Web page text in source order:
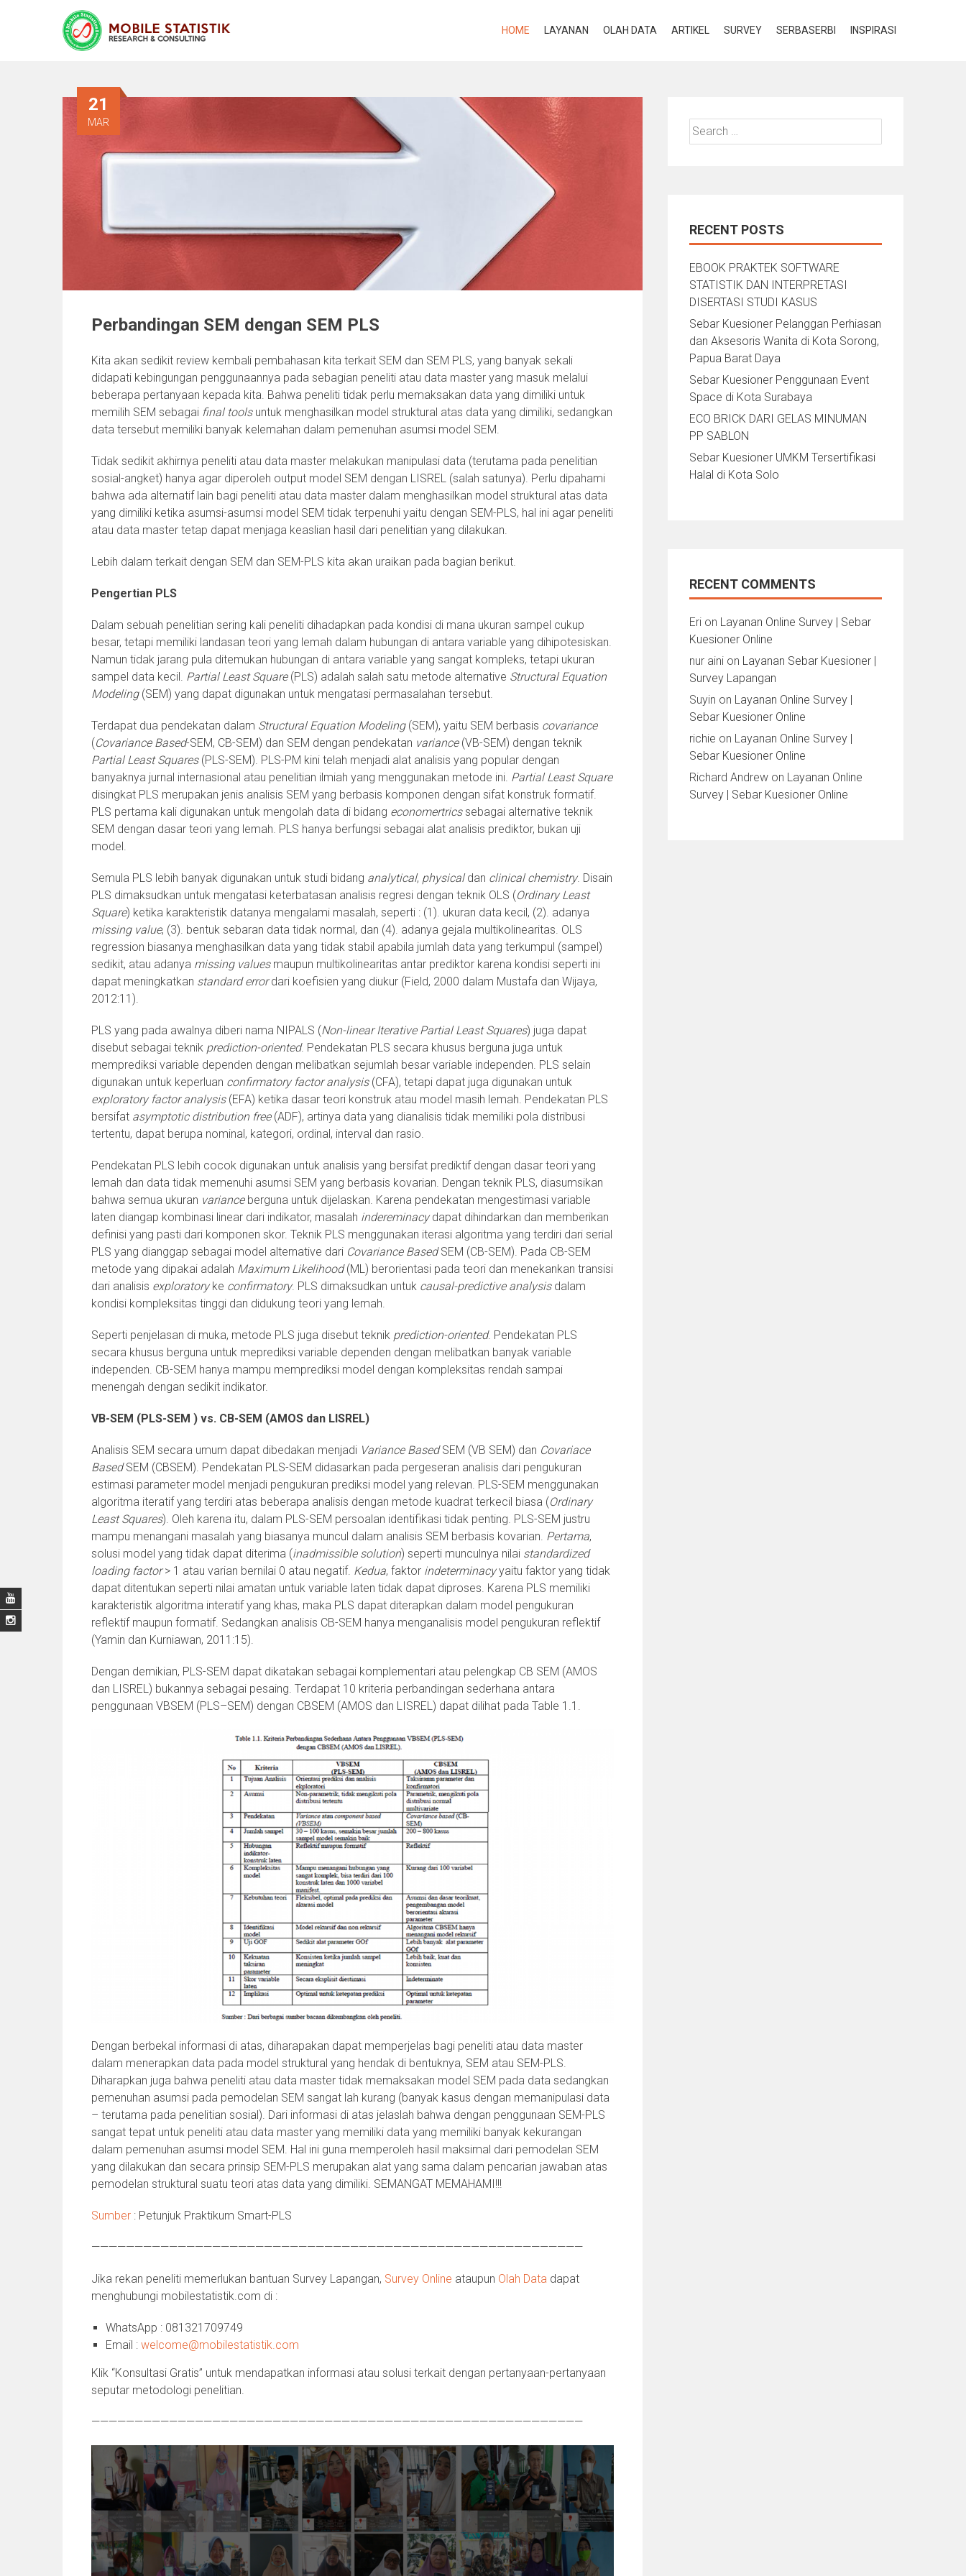
HOME LAYANAN OLAH DATA ARTIKEL SURVEY SERBASERBI INSPIRASI
Perbandingan SEM dengan SEM PLS
21
MAR
Kita akan sedikit review kembali pembahasan kita terkait SEM dan SEM PLS, yang banyak sekali
didapati kebingungan penggunaannya pada sebagian peneliti atau data master yang masuk melalui
beberapa pertanyaan kepada kita. Bahwa peneliti tidak perlu memaksakan data yang dimiliki untuk
memilih SEM sebagai final toolsuntuk menghasilkan model struktural atas data yang dimiliki, sedangkan
data tersebut memiliki banyak kelemahan dalam pemenuhan asumsi model SEM.
Tidak sedikit akhirnya peneliti atau data master melakukan manipulasi data (terutama pada penelitian
sosial-angket) hanya agar diperoleh output model SEM dengan LISREL (salah satunya). Perlu dipahami
bahwa ada alternatif lain bagi peneliti atau data master dalam menghasilkan model struktural atas data
yang dimiliki ketika asumsi-asumsi model SEM tidak terpenuhi yaitu dengan SEM-PLS, hal ini agar peneliti
atau data master tetap dapat menjaga keaslian hasil dari penelitian yang dilakukan.
Lebih dalam terkait dengan SEM dan SEM-PLS kita akan uraikan pada bagian berikut.
Pengertian PLS
Dalam sebuah penelitian sering kali peneliti dihadapkan pada kondisi di mana ukuran sampel cukup
besar, tetapi memiliki landasan teori yang lemah dalam hubungan di antara variable yang dihipotesiskan.
Namun tidak jarang pula ditemukan hubungan di antara variable yang sangat kompleks, tetapi ukuran
sampel data kecil. Partial Least Square(PLS) adalah salah satu metode alternative Structural Equation
Modeling(SEM) yang dapat digunakan untuk mengatasi permasalahan tersebut.
Terdapat dua pendekatan dalam Structural Equation Modeling(SEM), yaitu SEM berbasis covariance
(Covariance Based-SEM, CB-SEM) dan SEM dengan pendekatan variance(VB-SEM) dengan teknik
Partial Least Squares (PLS-SEM). PLS-PM kini telah menjadi alat analisis yang popular dengan
banyaknya jurnal internasional atau penelitian ilmiah yang menggunakan metode ini. Partial Least Square
disingkat PLS merupakan jenis analisis SEM yang berbasis komponen dengan sifat konstruk formatif.
PLS pertama kali digunakan untuk mengolah data di bidang economertricssebagai alternative teknik
SEM dengan dasar teori yang lemah. PLS hanya berfungsi sebagai alat analisis prediktor, bukan uji
model.
Semula PLS lebih banyak digunakan untuk studi bidang analytical, physicaldan clinical chemistry. Disain
PLS dimaksudkan untuk mengatasi keterbatasan analisis regresi dengan teknik OLS (Ordinary Least
Square) ketika karakteristik datanya mengalami masalah, seperti : (1). ukuran data kecil, (2). adanya
missing value, (3). bentuk sebaran data tidak normal, dan (4). adanya gejala multikolinearitas. OLS
regression biasanya menghasilkan data yang tidak stabil apabila jumlah data yang terkumpul (sampel)
sedikit, atau adanya missing valuesmaupun multikolinearitas antar prediktor karena kondisi seperti ini
dapat meningkatkan standard errordari koefisien yang diukur (Field, 2000 dalam Mustafa dan Wijaya,
2012:11).
PLS yang pada awalnya diberi nama NIPALS (Non-linear Iterative Partial Least Squares) juga dapat
disebut sebagai teknik prediction-oriented. Pendekatan PLS secara khusus berguna juga untuk
memprediksi variable dependen dengan melibatkan sejumlah besar variable independen. PLS selain
digunakan untuk keperluan confirmatory factor analysis(CFA), tetapi dapat juga digunakan untuk
exploratory factor analysis(EFA) ketika dasar teori konstruk atau model masih lemah. Pendekatan PLS
bersifat asymptotic distribution free(ADF), artinya data yang dianalisis tidak memiliki pola distribusi
tertentu, dapat berupa nominal, kategori, ordinal, interval dan rasio.
Pendekatan PLS lebih cocok digunakan untuk analisis yang bersifat prediktif dengan dasar teori yang
lemah dan data tidak memenuhi asumsi SEM yang berbasis kovarian. Dengan teknik PLS, diasumsikan
bahwa semua ukuran varianceberguna untuk dijelaskan. Karena pendekatan mengestimasi variable
laten diangap kombinasi linear dari indikator, masalah indereminacydapat dihindarkan dan memberikan
definisi yang pasti dari komponen skor. Teknik PLS menggunakan iterasi algoritma yang terdiri dari serial
PLS yang dianggap sebagai model alternative dari Covariance BasedSEM (CB-SEM). Pada CB-SEM
metode yang dipakai adalah Maximum Likelihood(ML) berorientasi pada teori dan menekankan transisi
dari analisis exploratoryke confirmatory. PLS dimaksudkan untuk causal-predictive analysisdalam
kondisi kompleksitas tinggi dan didukung teori yang lemah.
Seperti penjelasan di muka, metode PLS juga disebut teknik prediction-oriented. Pendekatan PLS
secara khusus berguna untuk meprediksi variable dependen dengan melibatkan banyak variable
independen. CB-SEM hanya mampu memprediksi model dengan kompleksitas rendah sampai
menengah dengan sedikit indikator.
VB-SEM (PLS-SEM ) vs. CB-SEM (AMOS dan LISREL)
Analisis SEM secara umum dapat dibedakan menjadi Variance BasedSEM (VB SEM) dan Covariace
BasedSEM (CBSEM). Pendekatan PLS-SEM didasarkan pada pergeseran analisis dari pengukuran
estimasi parameter model menjadi pengukuran prediksi model yang relevan. PLS-SEM menggunakan
algoritma iteratif yang terdiri atas beberapa analisis dengan metode kuadrat terkecil biasa (Ordinary
Least Squares). Oleh karena itu, dalam PLS-SEM persoalan identifikasi tidak penting. PLS-SEM justru
mampu menangani masalah yang biasanya muncul dalam analisis SEM berbasis kovarian. Pertama,
solusi model yang tidak dapat diterima (inadmissible solution) seperti munculnya nilai standardized
loading factor> 1 atau varian bernilai 0 atau negatif. Kedua, faktor indeterminacyyaitu faktor yang tidak
dapat ditentukan seperti nilai amatan untuk variable laten tidak dapat diproses. Karena PLS memiliki
karakteristik algoritma interatif yang khas, maka PLS dapat diterapkan dalam model pengukuran
reflektif maupun formatif. Sedangkan analisis CB-SEM hanya menganalisis model pengukuran reflektif
(Yamin dan Kurniawan, 2011:15).
Dengan demikian, PLS-SEM dapat dikatakan sebagai komplementari atau pelengkap CB SEM (AMOS
dan LISREL) bukannya sebagai pesaing. Terdapat 10 kriteria perbandingan sederhana antara
penggunaan VBSEM (PLS–SEM) dengan CBSEM (AMOS dan LISREL) dapat dilihat pada Table 1.1.
Dengan berbekal informasi di atas, diharapakan dapat memperjelas bagi peneliti atau data master
dalam menerapkan data pada model struktural yang hendak di bentuknya, SEM atau SEM-PLS.
Diharapkan juga bahwa peneliti atau data master tidak memaksakan model SEM pada data sedangkan
pemenuhan asumsi pada pemodelan SEM sangat lah kurang (banyak kasus dengan memanipulasi data
– terutama pada penelitian sosial). Dari informasi di atas jelaslah bahwa dengan penggunaan SEM-PLS
sangat tepat untuk peneliti atau data master yang memiliki data yang memiliki banyak kekurangan
dalam pemenuhan asumsi model SEM. Hal ini guna memperoleh hasil maksimal dari pemodelan SEM
yang dilakukan dan secara prinsip SEM-PLS merupakan alat yang sama dalam pencarian jawaban atas
pemodelan struktural suatu teori atas data yang dimiliki. SEMANGAT MEMAHAMI!!!
Sumber : Petunjuk Praktikum Smart-PLS
—————————————————————————————————————————————————————————
Jika rekan peneliti memerlukan bantuan Survey Lapangan, Survey Online ataupun Olah Data dapat
menghubungi mobilestatistik.com di :
WhatsApp : 081321709749
Email : welcome@mobilestatistik.com
Klik “Konsultasi Gratis” untuk mendapatkan informasi atau solusi terkait dengan pertanyaan-pertanyaan
seputar metodologi penelitian.
—————————————————————————————————————————————————————————
Search
for:
RECENT POSTS
EBOOK PRAKTEK SOFTWARE
STATISTIK DAN INTERPRETASI
DISERTASI STUDI KASUS
Sebar Kuesioner Pelanggan Perhiasan
dan Aksesoris Wanita di Kota Sorong,
Papua Barat Daya
Sebar Kuesioner Penggunaan Event
Space di Kota Surabaya
ECO BRICK DARI GELAS MINUMAN
PP SABLON
Sebar Kuesioner UMKM Tersertifikasi
Halal di Kota Solo
RECENT COMMENTS
Eri on Layanan Online Survey | Sebar
Kuesioner Online
nur aini on Layanan Sebar Kuesioner |
Survey Lapangan
Suyin on Layanan Online Survey |
Sebar Kuesioner Online
richie on Layanan Online Survey |
Sebar Kuesioner Online
Richard Andrew on Layanan Online
Survey | Sebar Kuesioner Online